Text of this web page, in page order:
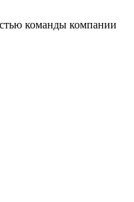
команды компании